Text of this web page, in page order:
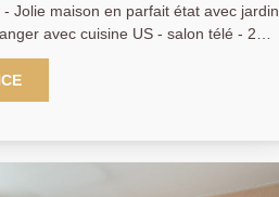
Jolie maison en parfait état avec jardin
wc - Jardinet - Parfait état avec
- Très bon DPE D - Exclusivité AP